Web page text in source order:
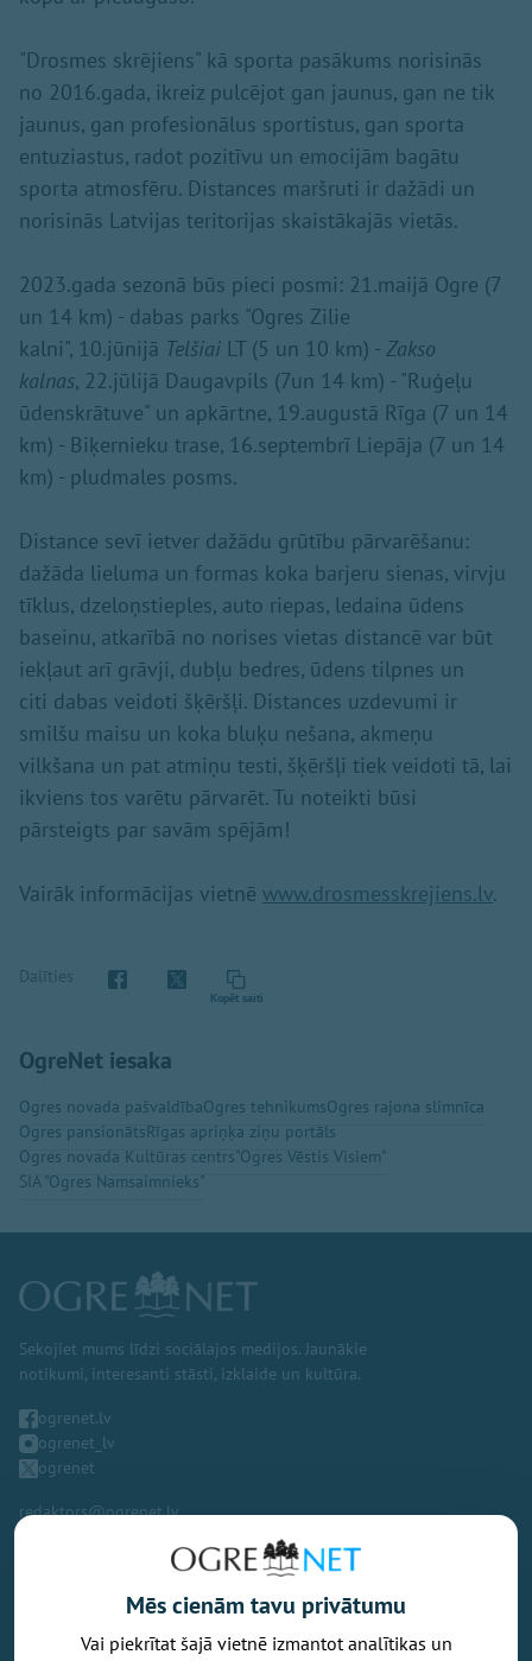
"Drosmes skrējiens" kā sporta pasākums norisinās
no 2016.gada, ikreiz pulcējot gan jaunus, gan ne tik
jaunus, gan profesionālus sportistus, gan sporta
entuziastus, radot pozitīvu un emocijām bagātu
sporta atmosfēru. Distances maršruti ir dažādi un
norisinās Latvijas teritorijas skaistākajās vietās.
2023.gada sezonā būs pieci posmi: 21.maijā Ogre (7
un 14 km) - dabas parks "Ogres Zilie
kalni", 10.jūnijā Telšiai LT (5 un 10 km) - Zakso
kalnas, 22.jūlijā Daugavpils (7un 14 km) - "Ruģeļu
ūdenskrātuve" un apkārtne, 19.augustā Rīga (7 un 14
km) - Biķernieku trase, 16.septembrī Liepāja (7 un 14
km) - pludmales posms.
Distance sevī ietver dažādu grūtību pārvarēšanu:
dažāda lieluma un formas koka barjeru sienas, virvju
tīklus, dzeloņstieples, auto riepas, ledaina ūdens
baseinu, atkarībā no norises vietas distancē var būt
iekļaut arī grāvji, dubļu bedres, ūdens tilpnes un
citi dabas veidoti šķēršļi. Distances uzdevumi ir
smilšu maisu un koka bluķu nešana, akmeņu
vilkšana un pat atmiņu testi, šķēršļi tiek veidoti tā, lai
ikviens tos varētu pārvarēt. Tu noteikti būsi
pārsteigts par savām spējām!
Vairāk informācijas vietnē www.drosmesskrejiens.lv.
Dalīties
Kopēt saiti
OgreNet iesaka
Ogres novada pašvaldībaOgres tehnikumsOgres rajona slimnīca
Ogres pansionātsRīgas apriņķa ziņu portāls
Ogres novada Kultūras centrs"Ogres Vēstis Visiem"
SIA "Ogres Namsaimnieks"
Sekojiet mums līdzi sociālajos medijos. Jaunākie
notikumi, interesanti stāsti, izklaide un kultūra.
ogrenet.lv
ogrenet_lv
ogrenet
redaktors@ogrenet.lv
Mēs cienām tavu privātumu
Vai piekrītat šajā vietnē izmantot analītikas un